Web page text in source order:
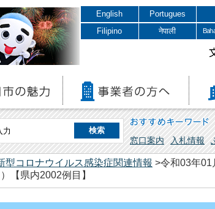
English Portugues
Filipino
नेपाली
おすすめキーワード
窓口案内 入札情報
型コロナウイルス感染症関連情報 >令和03年
【県内2002例目】